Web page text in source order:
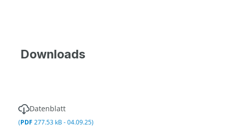
Downloads
Datenblatt
(PDF 277.53 kB - 04.09.25)